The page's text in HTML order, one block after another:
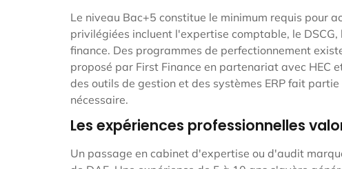
Le niveau Bac+5 constitue le minimum requis pour
privilégiées incluent l'expertise comptable, le
finance. Des programmes de perfectionnement
proposé par First Finance en partenariat avec HEC
des outils de gestion et des systèmes ERP fait
nécessaire.
Les expériences professionnelles
Un passage en cabinet d'expertise ou d'audit